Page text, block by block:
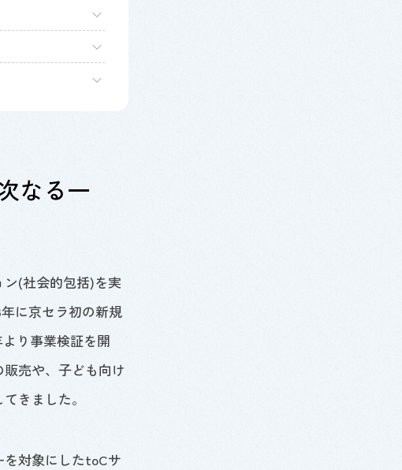
なる一
(社会的包括)を実
年に京セラ初の新規
り事業検証を開
売や、子ども向け
きました。
対象にしたtoCサ